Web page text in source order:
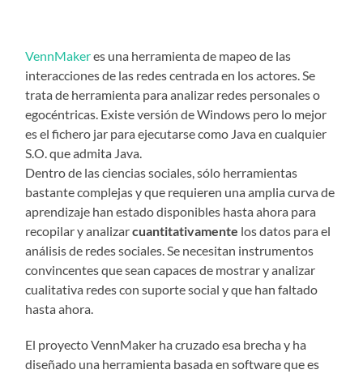
VennMakeres una herramienta de mapeo de las
interacciones de las redes centrada en los actores. Se
trata de herramienta para analizar redes personales o
egocéntricas. Existe versión de Windows pero lo mejor
es el fichero jar para ejecutarse como Java en cualquier
S.O. que admita Java.
Dentro de las ciencias sociales, sólo herramientas
bastante complejas y que requieren una amplia curva de
aprendizaje han estado disponibles hasta ahora para
recopilar y analizarcuantitativamente los datos para el
análisis de redes sociales. Se necesitan instrumentos
convincentes que sean capaces de mostrar y analizar
cualitativa redes con suporte social y que han faltado
hasta ahora.
El proyecto VennMaker ha cruzado esa brecha y ha
diseñado una herramienta basada en software que es